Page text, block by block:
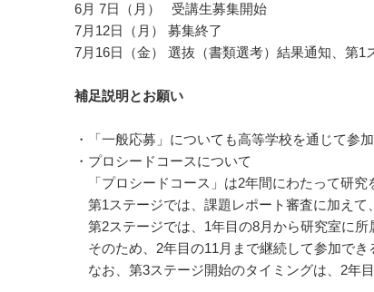
6月 7日（月） 受講生募集開始
7月12日（月） 募集終了
7月16日（金） 選抜（書類選考）結果通知、第1
補足説明とお願い
・「一般応募」についても高等学校を通じて参
・プロシードコースについて
「プロシードコース」は2年間にわたって研究
第1ステージでは、課題レポート審査に加えて
第2ステージでは、1年目の8月から研究室に所
そのため、2年目の11月まで継続して参加でき
なお、第3ステージ開始のタイミングは、2年目